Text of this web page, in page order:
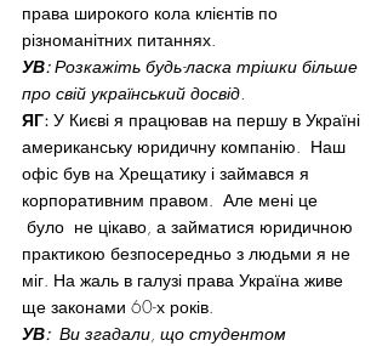
права широкого кола клієнтів по
різноманітних питаннях.
УВ: Розкажіть будь-ласка трішки більше
про свій український досвід.
ЯГ: У Києві я працював на першу в Україні
американську юридичну компанію.  Наш
офіс був на Хрещатику і займався я
корпоративним правом.  Але мені це
було  не цікаво, а займатися юридичною
практикою безпосередньо з людьми я не
міг. На жаль в галузі права Україна живе
ще законами 60-х років.
УВ: Ви згадали, що студентом